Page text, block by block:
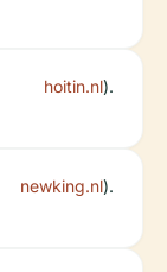
hoitin.nl).
newking.nl).